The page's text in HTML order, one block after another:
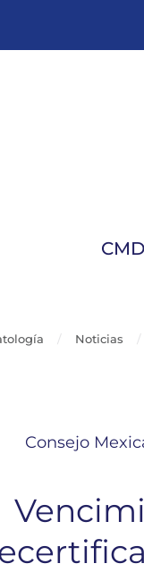
CMD
Noticias
Consejo